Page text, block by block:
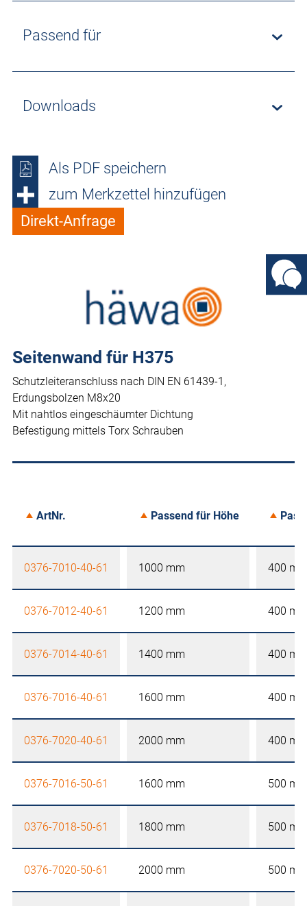
Passend für
Downloads
Als PDF speichern
zum Merkzettel hinzufügen
Direkt-Anfrage
Seitenwand für H375
Schutzleiteranschluss nach DIN EN 61439-1,
Erdungsbolzen M8x20
Mit nahtlos eingeschäumter Dichtung
Befestigung mittels Torx Schrauben
ArtNr. Passend für Höhe
0376-7010-40-61 1000 mm 400
0376-7012-40-61 1200 mm 400
0376-7014-40-61 1400 mm 400
0376-7016-40-61 1600 mm 400
0376-7020-40-61 2000 mm 400
0376-7016-50-61 1600 mm 500
0376-7018-50-61 1800 mm 500
0376-7020-50-61 2000 mm 500